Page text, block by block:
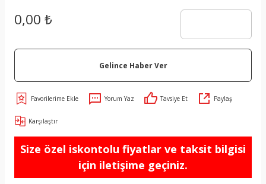
0,00 ₺
Gelince Haber Ver
Yorum Yaz Tavsiye Et Paylaş
Karşılaştır
Size özel iskontolu fiyatlar ve taksit bilgisi
için iletişime geçiniz.